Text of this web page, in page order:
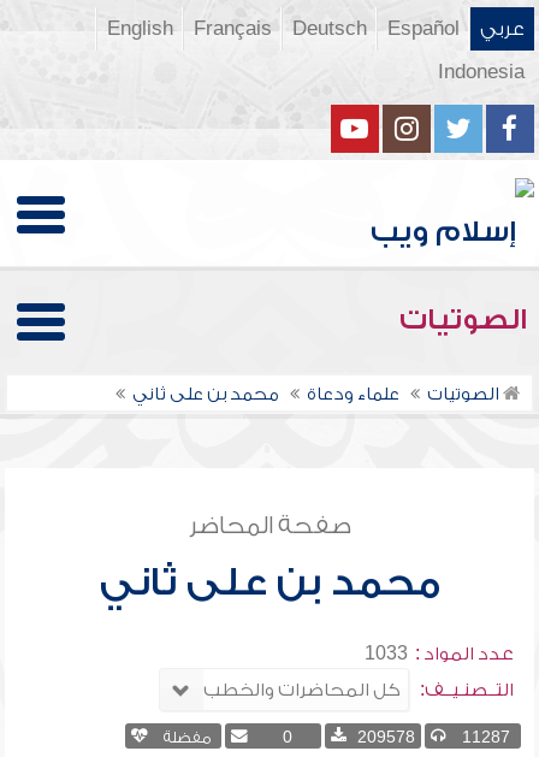
عربي Español
Deutsch
Français
English
Indonesia
الصوتيات
الصوتيات علماء ودعاة محمد بن على ثاني
صفحة المحاضر
محمد بن على ثاني
عدد المواد : 1033
التــصنـيــف:
11287
209578
0 مفضلة